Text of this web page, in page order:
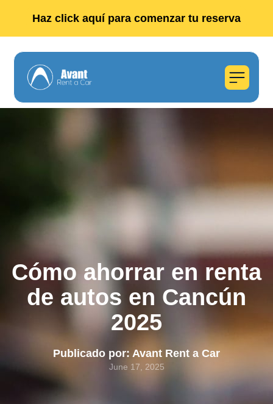
Haz click aquí para comenzar tu reserva
Cómo ahorrar en renta
de autos en Cancún
2025
Publicado por: Avant Rent a Car
June 17, 2025